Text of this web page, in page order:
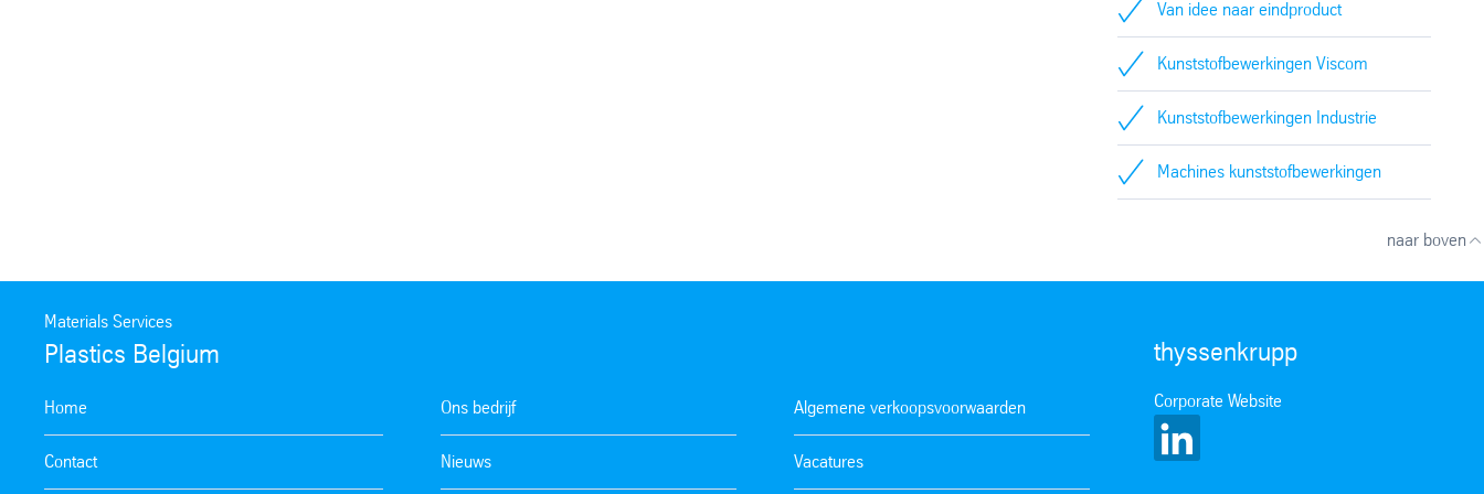
Van idee naar eindproduct
Kunststofbewerkingen Viscom
Kunststofbewerkingen Industrie
Machines kunststofbewerkingen
naar boven
Materials Services
Plastics Belgium
Home
Contact
Ons bedrijf
Nieuws
Algemene verkoopsvoorwaarden
Vacatures
thyssenkrupp
Corporate Website